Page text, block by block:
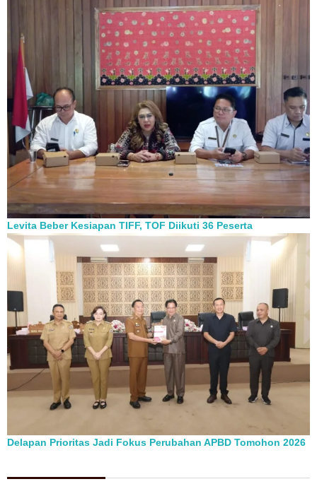
Levita Beber Kesiapan TIFF, TOF Diikuti 36 Peserta
Delapan Prioritas Jadi Fokus Perubahan APBD Tomohon 2026